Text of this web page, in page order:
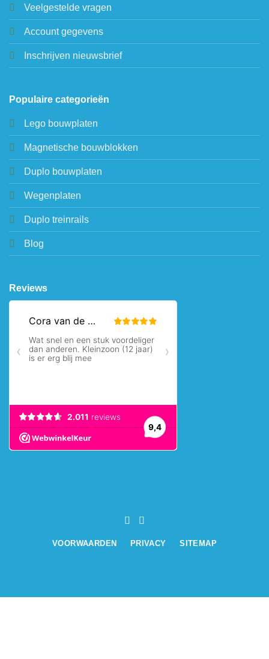
Veelgestelde vragen
Account gegevens
Inschrijven nieuwsbrief
Populaire categorieën
Lego bouwplaten
Magnetische bouwblokken
Duplo bouwplaten
Wegenplaten
Duplo treinrails
Blog
Reviews
VOORWAARDEN PRIVACY SITEMAP